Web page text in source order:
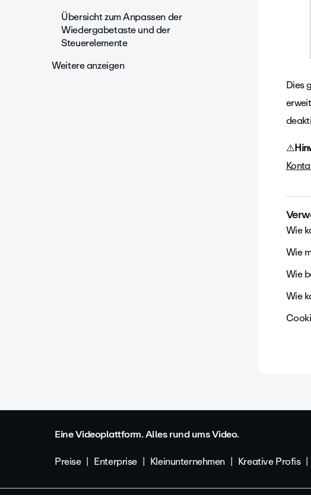
Übersicht zum Anpassen der
Wiedergabetaste und der
Steuerelemente
Weitere anzeigen
Dies
⚠️
Wie
Wie
Wie
Wie
Eine Videoplattform. Alles rund ums Video.
Preise
Enterprise Kleinunternehmen Kreative Profis